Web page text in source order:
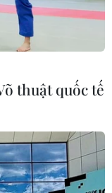
lượt về AFF
thuật quốc tế